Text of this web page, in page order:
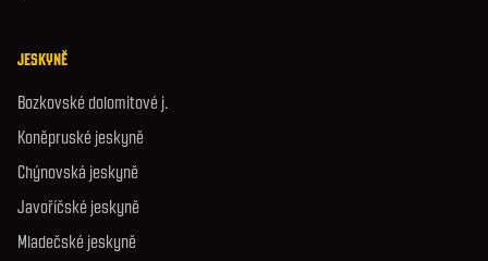
JESKYNĚ
Bozkovské dolomitové j.
Koněpruské jeskyně
Chýnovská jeskyně
Javoříčské jeskyně
Mladečské jeskyně